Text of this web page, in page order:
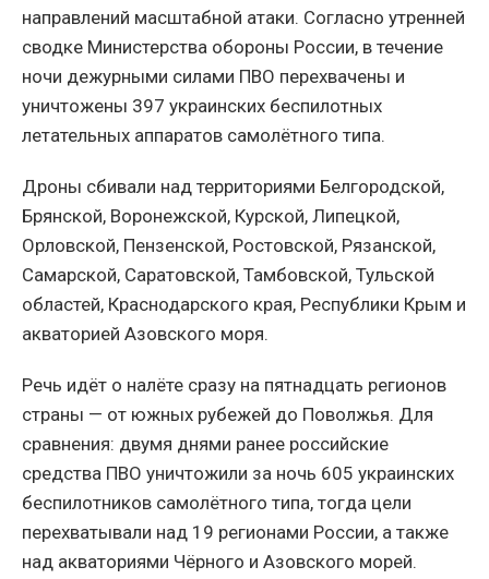
направлений масштабной атаки. Согласно утренней
сводке Министерства обороны России, в течение
ночи дежурными силами ПВО перехвачены и
уничтожены 397 украинских беспилотных
летательных аппаратов самолётного типа.
Дроны сбивали над территориями Белгородской,
Брянской, Воронежской, Курской, Липецкой,
Орловской, Пензенской, Ростовской, Рязанской,
Самарской, Саратовской, Тамбовской, Тульской
областей, Краснодарского края, Республики Крым и
акваторией Азовского моря.
Речь идёт о налёте сразу на пятнадцать регионов
страны — от южных рубежей до Поволжья. Для
сравнения: двумя днями ранее российские
средства ПВО уничтожили за ночь 605 украинских
беспилотников самолётного типа, тогда цели
перехватывали над 19 регионами России, а также
над акваториями Чёрного и Азовского морей.